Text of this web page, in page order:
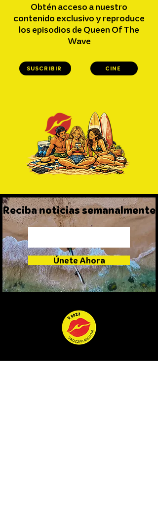
Obtén acceso a nuestro
contenido exclusivo y reproduce
los episodios de Queen Of The
Wave
SUSCRIBIR CINE
Únete Ahora
Reciba noticias semanalmente